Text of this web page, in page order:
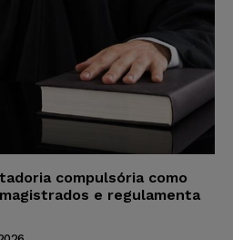
compulsória como
e regulamenta